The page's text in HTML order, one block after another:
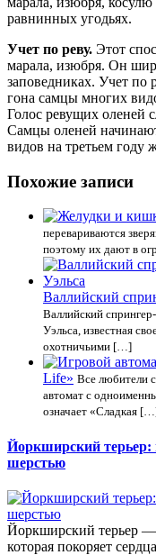
равнинных угодьях.
Учет по реву. Этот
марала, изюбря. Он
заповедниках. Учет по
гона самцы многих
Голос ревущих оленей
Самцы оленей
видов на третьем году
Похожие записи
перевариваются
поэтому их дают в
Валлийский
Валлийский
Уэльса, известная
охотничьими […]
Life» Все любители
автомат с
означает «Сладкая
Йоркширский
шерстью
Йоркширский терьер —
которая покоряет